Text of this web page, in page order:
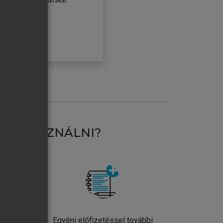
HASZNÁLNI?
Egyéni előfizetéssel további